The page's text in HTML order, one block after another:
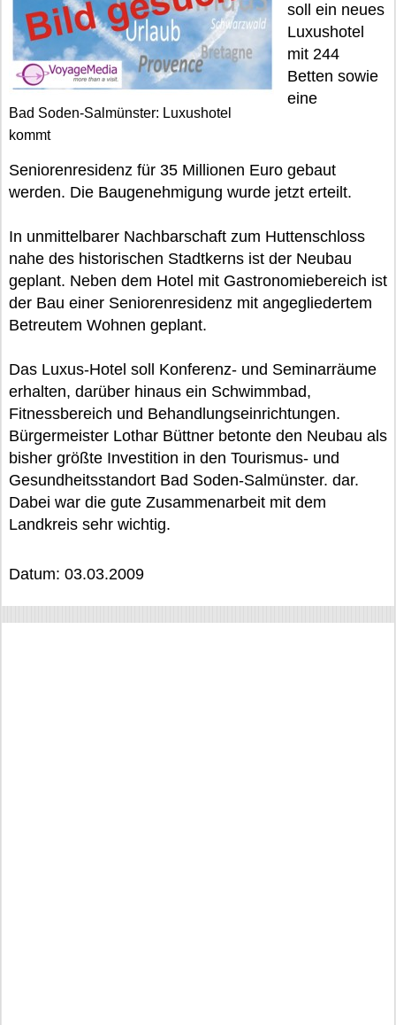
Bad Soden-Salmünster: Luxushotel
kommt
soll ein neues
Luxushotel
mit 244
Betten sowie
eine
Seniorenresidenz für 35 Millionen Euro gebaut
werden. Die Baugenehmigung wurde jetzt erteilt.
In unmittelbarer Nachbarschaft zum Huttenschloss
nahe des historischen Stadtkerns ist der Neubau
geplant. Neben dem Hotel mit Gastronomiebereich ist
der Bau einer Seniorenresidenz mit angegliedertem
Betreutem Wohnen geplant.
Das Luxus-Hotel soll Konferenz- und Seminarräume
erhalten, darüber hinaus ein Schwimmbad,
Fitnessbereich und Behandlungseinrichtungen.
Bürgermeister Lothar Büttner betonte den Neubau als
bisher größte Investition in den Tourismus- und
Gesundheitsstandort Bad Soden-Salmünster. dar.
Dabei war die gute Zusammenarbeit mit dem
Landkreis sehr wichtig.
Datum: 03.03.2009